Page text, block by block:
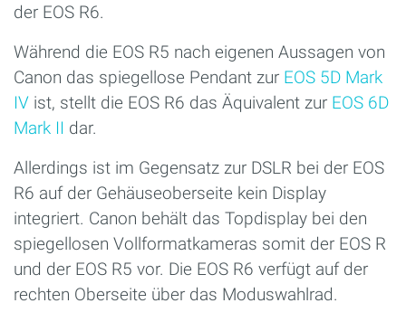
der EOS R6.
Während die EOS R5 nach eigenen Aussagen von
Canon das spiegellose Pendant zur EOS 5D Mark
IV ist, stellt die EOS R6 das Äquivalent zur EOS 6D
Mark II dar.
Allerdings ist im Gegensatz zur DSLR bei der EOS
R6 auf der Gehäuseoberseite kein Display
integriert. Canon behält das Topdisplay bei den
spiegellosen Vollformatkameras somit der EOS R
und der EOS R5 vor. Die EOS R6 verfügt auf der
rechten Oberseite über das Moduswahlrad.